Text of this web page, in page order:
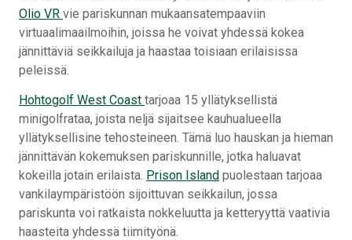
Olio VR vie pariskunnan mukaansatempaaviin
virtuaalimaailmoihin, joissa he voivat yhdessä kokea
jännittäviä seikkailuja ja haastaa toisiaan erilaisissa
peleissä.
Hohtogolf West Coast tarjoaa 15 yllätyksellistä
minigolfrataa, joista neljä sijaitsee kauhualueella
yllätyksellisine tehosteineen. Tämä luo hauskan ja hieman
jännittävän kokemuksen pariskunnille, jotka haluavat
kokeilla jotain erilaista. Prison Island puolestaan tarjoaa
vankilaympäristöön sijoittuvan seikkailun, jossa
pariskunta voi ratkaista nokkeluutta ja ketteryyttä vaativia
haasteita yhdessä tiimityönä.